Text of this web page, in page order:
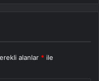
alanlar * ile